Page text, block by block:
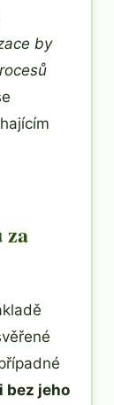
by
za
bez jeho